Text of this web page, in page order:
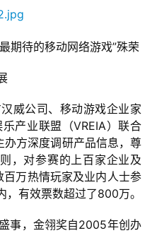
期待的移动网络游戏”殊荣
威公司、移动游戏企业家
产业联盟（VREIA）联合
方深度调研产品信息，尊
，对参赛的上百家企业及
万热情玩家及业内人士参
有效票数超过了800万。
事，金翎奖自2005年创办